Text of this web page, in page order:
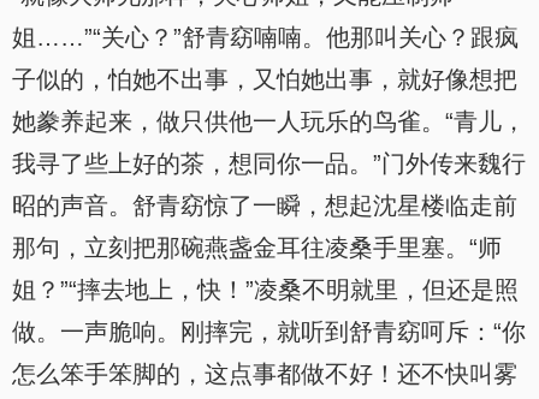
姐……”“关心？”舒青窈喃喃。他那叫关心？跟疯
子似的，怕她不出事，又怕她出事，就好像想把
她豢养起来，做只供他一人玩乐的鸟雀。“青儿，
我寻了些上好的茶，想同你一品。”门外传来魏行
昭的声音。舒青窈惊了一瞬，想起沈星楼临走前
那句，立刻把那碗燕盏金耳往凌桑手里塞。“师
姐？”“摔去地上，快！”凌桑不明就里，但还是照
做。一声脆响。刚摔完，就听到舒青窈呵斥：“你
怎么笨手笨脚的，这点事都做不好！还不快叫雾